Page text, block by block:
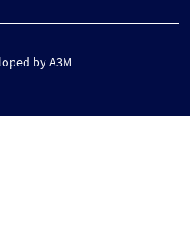
by A3M